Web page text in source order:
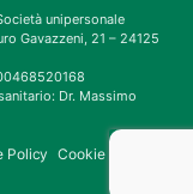
unipersonale
Gavazzeni, 21 – 24125
Dr. Massimo
Policy Cookie Consent